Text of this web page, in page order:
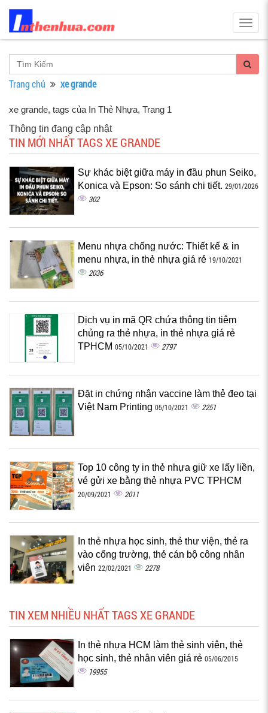
Trang chủ xe grande
xe grande, tags của In Thẻ Nhựa, Trang 1
Thông tin đang cập nhật
TIN MỚI NHẤT TAGS XE GRANDE
Sự khác biệt giữa máy in đầu phun Seiko,
Konica và Epson: So sánh chi tiết. 29/01/2026
302
Menu nhựa chống nước: Thiết kế & in
menu nhựa, in thẻ nhựa giá rẻ 19/10/2021
2036
Dịch vụ in mã QR chứa thông tin tiêm
chủng ra thẻ nhựa, in thẻ nhựa giá rẻ
TPHCM 05/10/2021 2797
Đặt in chứng nhận vaccine làm thẻ đeo tại
Việt Nam Printing 05/10/2021 2251
Top 10 công ty in thẻ nhựa giữ xe lấy liền,
vé gửi xe bằng thẻ nhựa PVC TPHCM
20/09/2021 2011
In thẻ nhựa học sinh, thẻ thư viện, thẻ ra
vào cổng trường, thẻ cán bộ công nhân
viên 22/02/2021 2278
TIN XEM NHIỀU NHẤT TAGS XE GRANDE
In thẻ nhựa HCM làm thẻ sinh viên, thẻ
học sinh, thẻ nhân viên giá rẻ 05/06/2015
19955